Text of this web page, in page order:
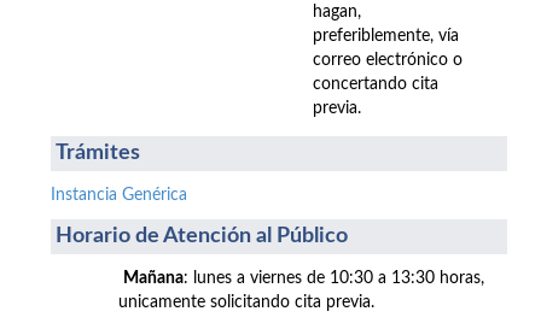
hagan,
preferiblemente, vía
correo electrónico o
concertando cita
previa.
Trámites
Instancia Genérica
Horario de Atención al Público
Mañana: lunes a viernes de 10:30 a 13:30 horas,
unicamente solicitando cita previa.